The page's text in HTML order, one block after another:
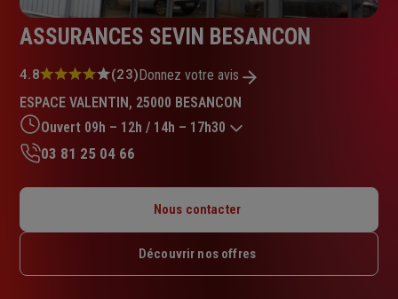
ASSURANCES SEVIN BESANCON
Note
4.8
sur
5
étoiles
4.8 (23)Donnez votre avis
ESPACE VALENTIN, 25000 BESANCON
Ouvert 09h – 12h / 14h – 17h30
Mardi : 09h – 12h / 14h – 17h30
Jeudi : 09h – 12h / 14h – 17h30
03 81 25 04 66
Nous contacter
Découvrir nos offres